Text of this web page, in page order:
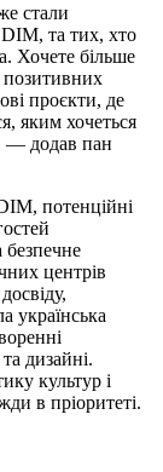
стали
та тих, хто
Хочете більше
позитивних
проєкти, де
яким хочеться
— додав пан
потенційні
безпечне
центрів
українська
дизайні.
культур і
в пріоритеті.